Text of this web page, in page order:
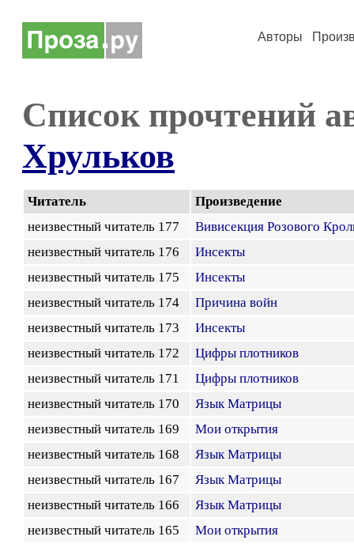
Авторы
Список прочтений
Хрульков
Читатель
Произведение
неизвестный читатель 177
Вивисекция Розового
неизвестный читатель 176
Инсекты
неизвестный читатель 175
Инсекты
неизвестный читатель 174
Причина войн
неизвестный читатель 173
Инсекты
неизвестный читатель 172
Цифры плотников
неизвестный читатель 171
Цифры плотников
неизвестный читатель 170
Язык Матрицы
неизвестный читатель 169
Мои открытия
неизвестный читатель 168
Язык Матрицы
неизвестный читатель 167
Язык Матрицы
неизвестный читатель 166
Язык Матрицы
неизвестный читатель 165
Мои открытия